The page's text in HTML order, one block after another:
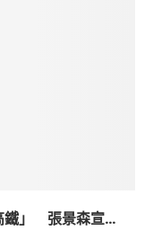
鐵」 張景森宣...